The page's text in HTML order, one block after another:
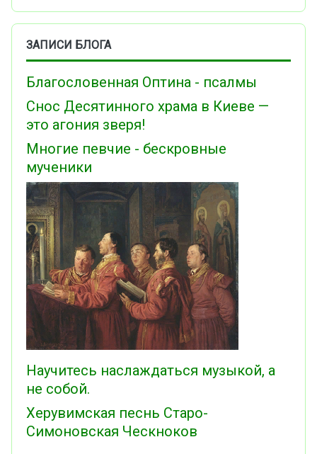
ЗАПИСИ БЛОГА
Благословенная Оптина - псалмы
Снос Десятинного храма в Киеве —
это агония зверя!
Многие певчие - бескровные
мученики
Научитесь наслаждаться музыкой, а
не собой.
Херувимская песнь Старо-
Симоновская Ческноков